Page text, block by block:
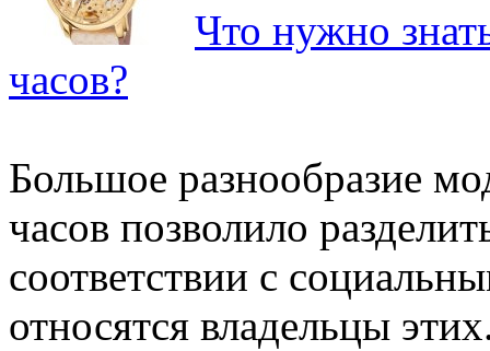
Что нужно
часов?
Большое разнообразие
часов позволило
соответствии с
относятся владельцы